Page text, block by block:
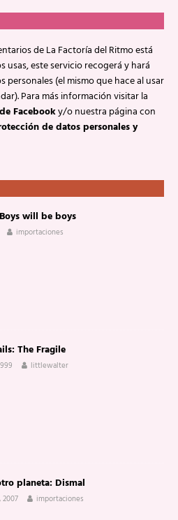
de La Factoría del Ritmo está
usas, este servicio recogerá y hará
(el mismo que hace al usar
Para más información visitar la
Facebooky/o nuestra página con
de datos personales y
will be boys
importaciones
The Fragile
littlewalter
planeta: Dismal
importaciones